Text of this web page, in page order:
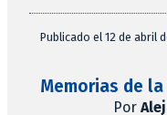
Publicado el 12 de abril
Memorias de
Por